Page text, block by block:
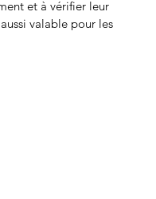
et à vérifier leur
valable pour les